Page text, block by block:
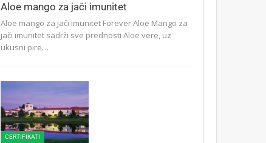
Aloe mango za jači imunitet
Aloe mango za jači imunitet Forever Aloe Mango za
jači imunitet sadrži sve prednosti Aloe vere, uz
ukusni pire…
CERTIFIKATI